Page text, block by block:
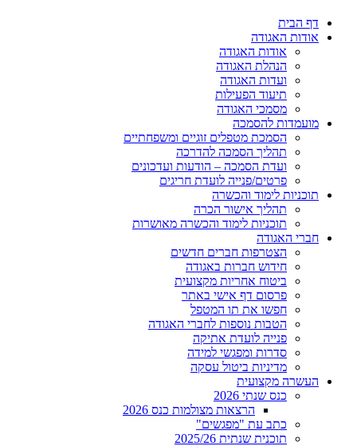
דף הבית
אודות האגודה
אודות האגודה
הנהלת האגודה
ועדות האגודה
תיעוד הפעילות
מסמכי האגודה
מועמדות להסמכה
הסמכת מטפלים זוגיים ומשפחתיים
תהליך הסמכה להדרכה
ועדת הסמכה – הודעות ועדכונים
פרטים/פנייה לועדת חריגים
תוכניות לימוד והכשרה
תהליך אישור הכרה
תוכניות לימוד והכשרה מאושרות
חברי האגודה
הצטרפות חברים חדשים
חידוש חברות באגודה
ביטוח אחריות מקצועית
פרסום דף אישי באתר
חפשו את תו המטפל
הטבות נוספות לחברי האגודה
פנייה לועדת אתיקה
סדרות ומפגשי למידה
מדיניות ביטול עסקה
העשרה מקצועית
כנס שנתי 2026
הרצאות מצולמות כנס 2026
כתב עת "מפגשים"
תוכנית שנתית 2025/26